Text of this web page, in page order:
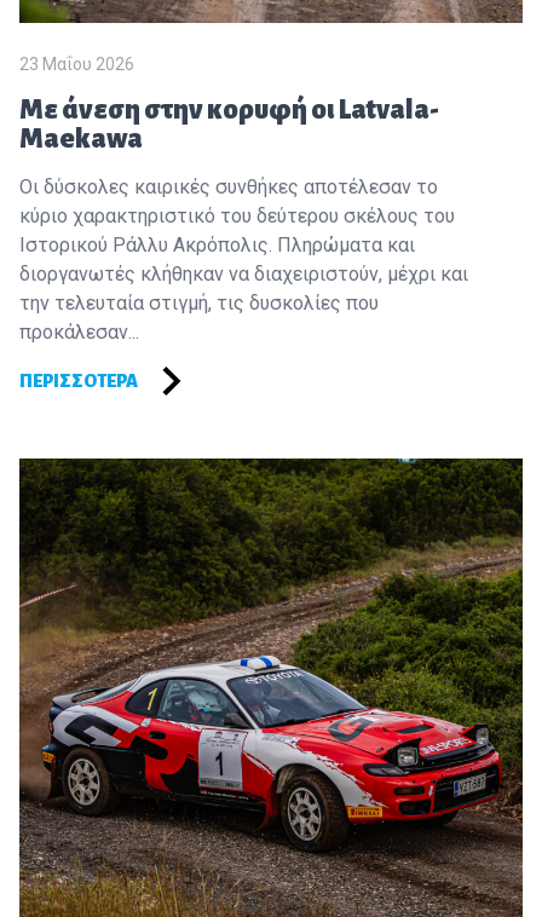
23 Μαΐου 2026
Με άνεση στην κορυφή οι Latvala-
Maekawa
Οι δύσκολες καιρικές συνθήκες αποτέλεσαν το
κύριο χαρακτηριστικό του δεύτερου σκέλους του
Ιστορικού Ράλλυ Ακρόπολις. Πληρώματα και
διοργανωτές κλήθηκαν να διαχειριστούν, μέχρι και
την τελευταία στιγμή, τις δυσκολίες που
προκάλεσαν...
ΠΕΡΙΣΣΌΤΕΡΑ